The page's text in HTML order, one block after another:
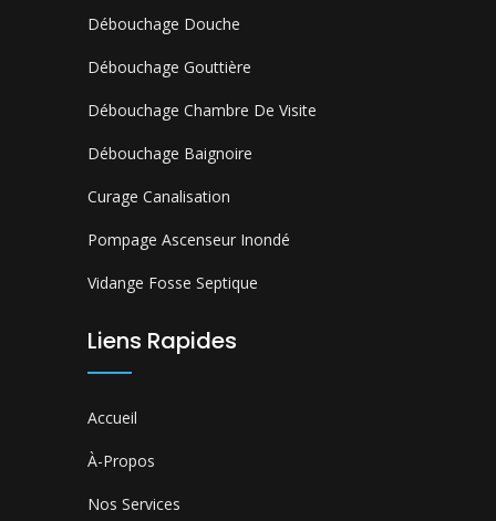
Débouchage Douche
Débouchage Gouttière
Débouchage Chambre De Visite
Débouchage Baignoire
Curage Canalisation
Pompage Ascenseur Inondé
Vidange Fosse Septique
Liens Rapides
Accueil
À-Propos
Nos Services